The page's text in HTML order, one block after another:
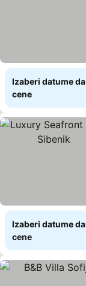
Izaberi datume
cene
Izaberi datume
cene